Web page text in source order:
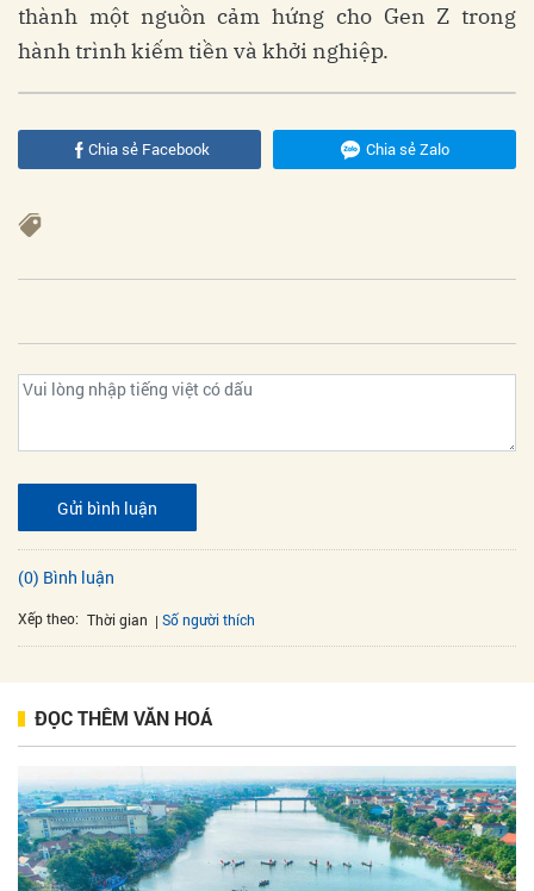
thành một nguồn cảm hứng cho Gen Z trong
hành trình kiếm tiền và khởi nghiệp.
Chia sẻ Facebook Chia sẻ Zalo
Gửi bình luận
(0) Bình luận
Xếp theo: Thời gian Số người thích
ĐỌC THÊM VĂN HOÁ